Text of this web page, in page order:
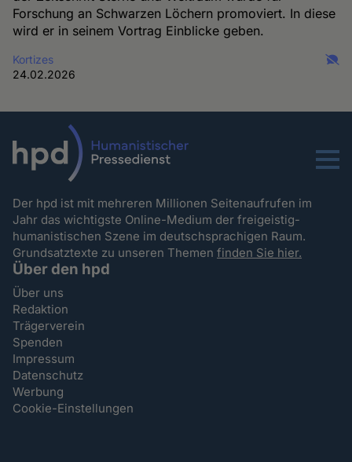
Forschung an Schwarzen Löchern promoviert. In diese
wird er in seinem Vortrag Einblicke geben.
Kortizes
24.02.2026
Menu
Der hpd ist mit mehreren Millionen Seitenaufrufen im
Jahr das wichtigste Online-Medium der freigeistig-
humanistischen Szene im deutschsprachigen Raum.
Grundsatztexte zu unseren Themenfinden Sie hier.
Über den hpd
Über uns
Redaktion
Trägerverein
Spenden
Impressum
Datenschutz
Werbung
Cookie-Einstellungen